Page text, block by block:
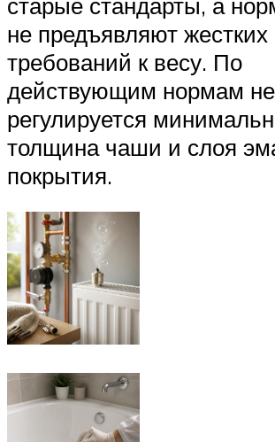
не предъявляют жестких
требований к весу. По
действующим нормам не
регулируется
толщина чаши и слоя
покрытия.